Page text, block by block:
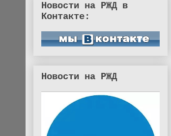
Новости на РЖД в
Контакте:
Новости на РЖД